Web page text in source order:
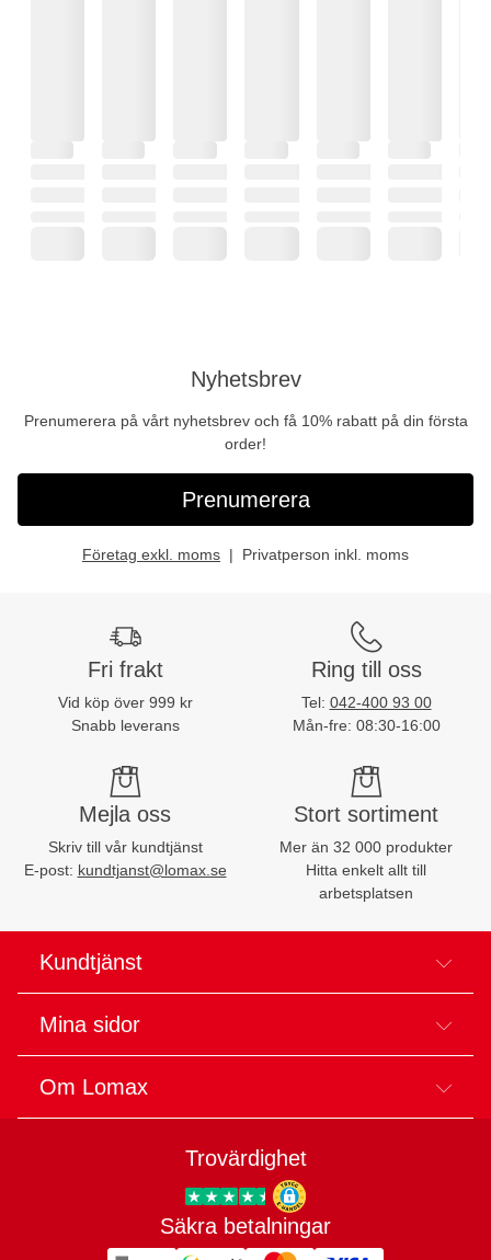
Nyhetsbrev
Prenumerera på vårt nyhetsbrev och få 10% rabatt på din första
order!
Prenumerera
Företag exkl. moms Privatperson inkl. moms
Fri frakt
Vid köp över 999 kr
Snabb leverans
Ring till oss
Tel: 042-400 93 00
Mån-fre: 08:30-16:00
Mejla oss
Skriv till vår kundtjänst
E-post: kundtjanst@lomax.se
Stort sortiment
Mer än 32 000 produkter
Hitta enkelt allt till
arbetsplatsen
Kundtjänst
Mina sidor
Om Lomax
Trovärdighet
Trygg E-handel
Säkra betalningar